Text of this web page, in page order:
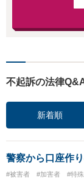
不起訴の法律
新着順
警察から口座作
#被害者 #加害者 #特